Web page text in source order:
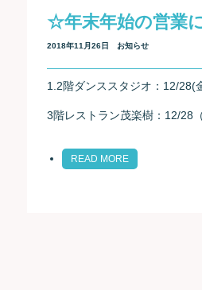
☆年末年始の営業
2018年11月26日 お知らせ
1.2階ダンススタジオ：12/28(
3階レストラン茂楽樹：12/28
READ MORE